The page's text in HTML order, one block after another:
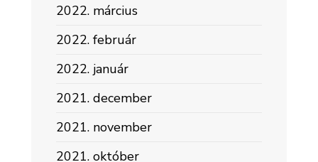
2022. március
2022. február
2022. január
2021. december
2021. november
2021. október